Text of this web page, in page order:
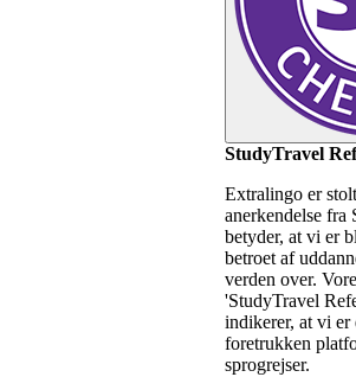
StudyTravel
Extralingo er
anerkendelse fra
betyder, at vi er
betroet af
verden over.
'StudyTravel
indikerer, at vi
foretrukken
sprogrejser.